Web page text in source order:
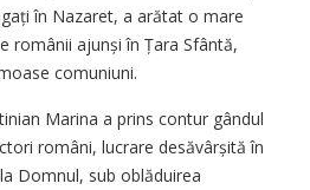
în Nazaret, a arătat o mare
românii ajunși în Țara Sfântă,
comuniuni.
Marina a prins contur gândul
români, lucrare desăvârșită în
Domnul, sub oblăduirea